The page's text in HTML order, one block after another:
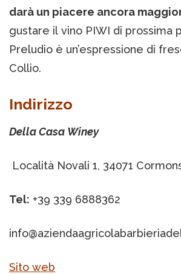
darà un piacere ancora
gustare il vino PIWI di prossima
Preludio è un’espressione di
Collio.
Indirizzo
Della Casa Winey
Località Novali 1, 34071
Tel: +39 339 6888362
Sito web